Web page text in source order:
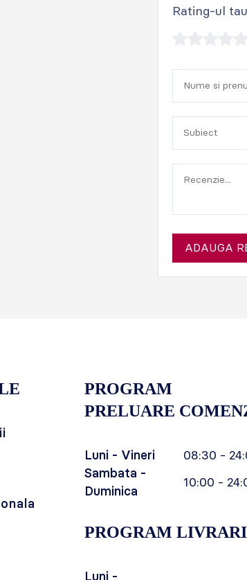
Rating-ul tau
ADAUGA
PROGRAM
PRELUARE
Luni - Vineri
08:30 -
Sambata -
Duminica
10:00 -
PROGRAM LIVRARI
Luni -